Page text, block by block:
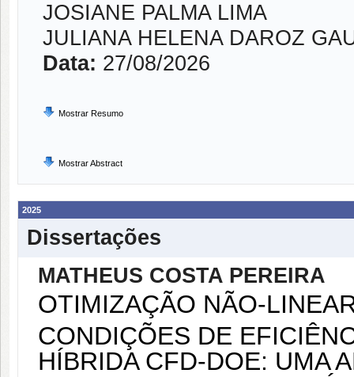
JOSIANE PALMA LIMA
JULIANA HELENA DAROZ
Data: 27/08/2026
Mostrar Resumo
Mostrar Abstract
2025
Dissertações
MATHEUS COSTA PEREIRA
OTIMIZAÇÃO NÃO-
CONDIÇÕES DE
HÍBRIDA CFD-DOE: UMA